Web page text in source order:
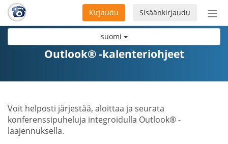
suomi
Sisäänkirjaudu
Kirjaudu
Outlook® -kalenteriohjeet
Voit helposti järjestää, aloittaa ja seurata
konferenssipuheluja integroidulla Outlook® -
laajennuksella.